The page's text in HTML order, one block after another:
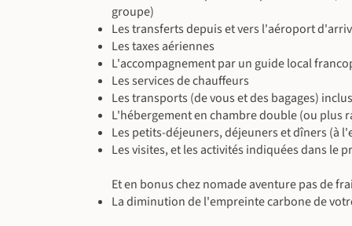
groupe)
Les transferts depuis et vers l'aéroport
Les taxes aériennes
L'accompagnement par un guide local
Les services de chauffeurs
Les transports (de vous et des bagages)
L'hébergement en chambre double (ou plus
Les petits-déjeuners, déjeuners et dîners (à
Les visites, et les activités indiquées dans le
Et en bonus chez nomade aventure pas de
La diminution de l'empreinte carbone de